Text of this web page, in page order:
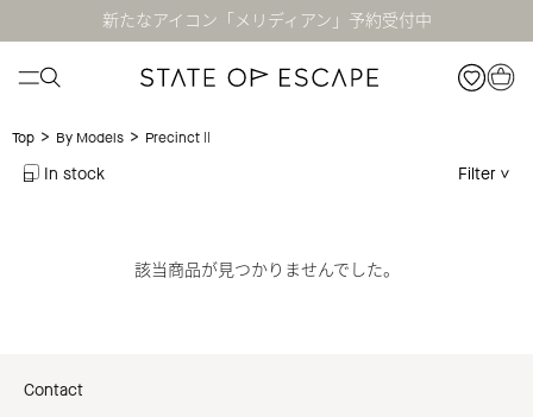
新たなアイコン「メリディアン」予約受付中
Top > By Models > PrecinctⅡ
In stock Filter
該当商品が見つかりませんでした。
Contact